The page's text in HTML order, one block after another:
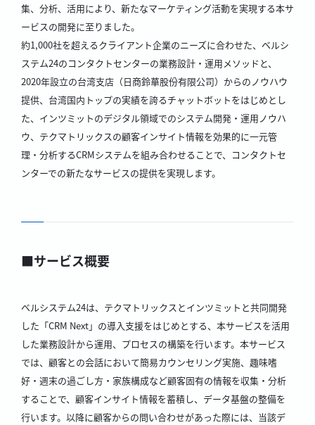
集、分析、活用により、新たなマーケティング活動を実現する本サ
ービスの開発に至りました。
約1,000社を超えるクライアント企業のニーズに合わせた、ベルシ
ステム24のコンタクトセンターの業務設計・運用メソッドと、
2020年設立の台湾支店（日商鈴華股份有限公司）からのノウハウ
提供、台湾国内トップの実績を誇るチャットボットをはじめとし
た、インツミットのデジタル領域でのシステム開発・運用ノウハ
ウ、テクマトリックスの顧客インサイト情報を効果的に一元管
理・分析するCRMシステムを組み合わせることで、コンタクトセ
ンターでの新たなサービスの提供を実現します。
■サービス概要
ベルシステム24は、テクマトリックスとインツミットと共同開発
した「CRM Next」の導入支援をはじめとする、本サービスを活用
した業務設計から運用、プロセスの構築を行います。本サービス
では、顧客との会話において簡易カウンセリング実施、趣味嗜
好・週末の過ごし方・家族構成など顧客固有の情報を収集・分析
することで、顧客インサイト情報を蓄積し、データ基盤の整備を
行います。以降に顧客からの問い合わせがあった際には、当該デ